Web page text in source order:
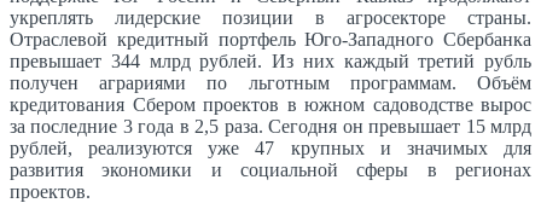
укреплять лидерские позиции в агросекторе страны.
Отраслевой кредитный портфель Юго-Западного Сбербанка
превышает 344 млрд рублей. Из них каждый третий рубль
получен аграриями по льготным программам. Объём
кредитования Сбером проектов в южном садоводстве вырос
за последние 3 года в 2,5 раза. Сегодня он превышает 15 млрд
рублей, реализуются уже 47 крупных и значимых для
развития экономики и социальной сферы в регионах
проектов.